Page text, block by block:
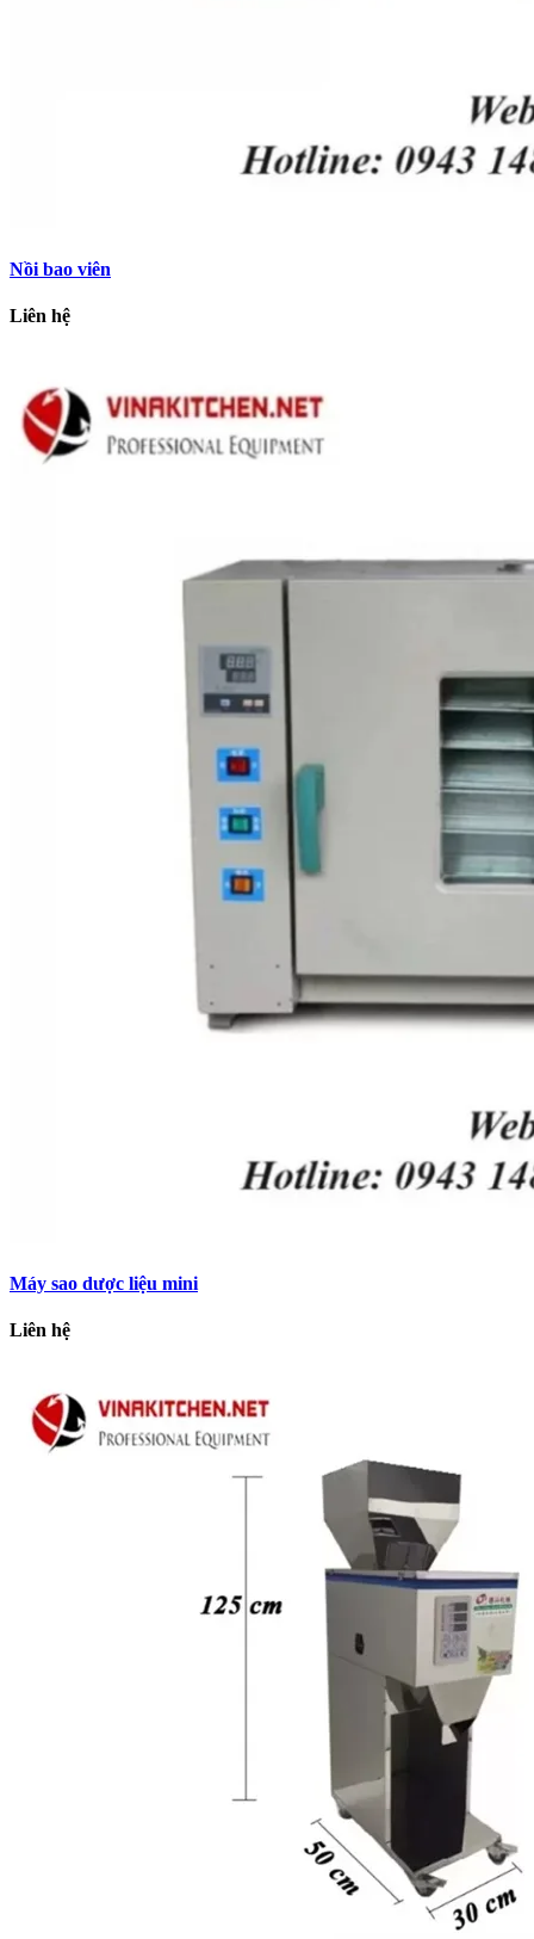
Nồi bao viên
Liên hệ
Máy sao dược liệu mini
Liên hệ